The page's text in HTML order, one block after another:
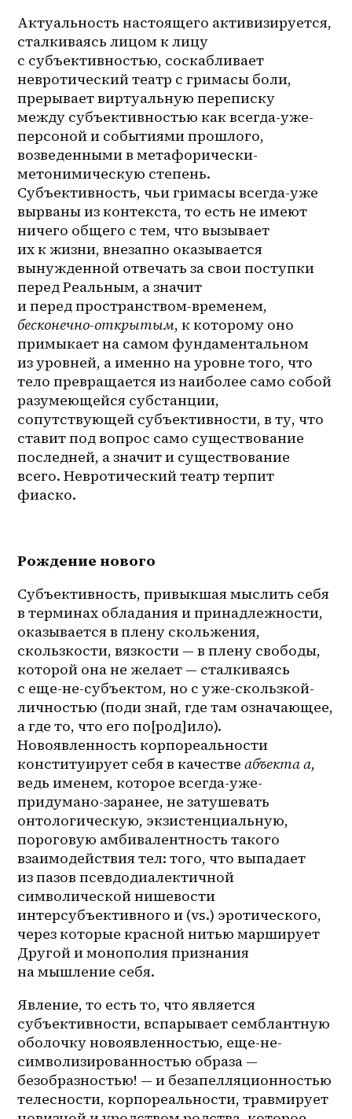
Актуальность настоящего активизируется,
сталкиваясь лицом к лицу
с субъективностью, соскабливает
невротический театр с гримасы боли,
прерывает виртуальную переписку
между субъективностью как всегда-уже-
персоной и событиями прошлого,
возведенными в метафорически-
метонимическую степень.
Субъективность, чьи гримасы всегда-уже
вырваны из контекста, то есть не имеют
ничего общего с тем, что вызывает
их к жизни, внезапно оказывается
вынужденной отвечать за свои поступки
перед Реальным, а значит
и перед пространством-временем
бесконечно-открытым, к которому оно
примыкает на самом фундаментальном
из уровней, а именно на уровне того, что
тело превращается из наиболее само собой
разумеющейся субстанции,
сопутствующей субъективности, в ту, что
ставит под вопрос само существование
последней, а значит и существование
всего. Невротический театр терпит
фиаско.
Рождение нового
Субъективность, привыкшая мыслить себя
в терминах обладания и принадлежности,
оказывается в плену скольжения,
скользкости, вязкости — в плену свободы,
которой она не желает — сталкиваясь
с еще-не-субъектом, но с уже-скользкой-
личностью (поди знай, где там означающее,
а где то, что его по[род]ило).
Новоявленность корпореальности
конституирует себя в качестве абъекта а,
ведь именем, которое всегда-уже-
придумано-заранее, не затушевать
онтологическую, экзистенциальную,
пороговую амбивалентность такого
взаимодействия тел: того, что выпадает
из пазов псевдодиалектичной
символической нишевости
интерсубъективного и (vs.) эротического,
через которые красной нитью марширует
Другой и монополия признания
на мышление себя.
Явление, то есть то, что является
субъективности, вспарывает семблантную
оболочку новоявленностью, еще-не-
символизированностью образа —
безобразностью! — и безапелляционностью
телесности, корпореальности, травмирует